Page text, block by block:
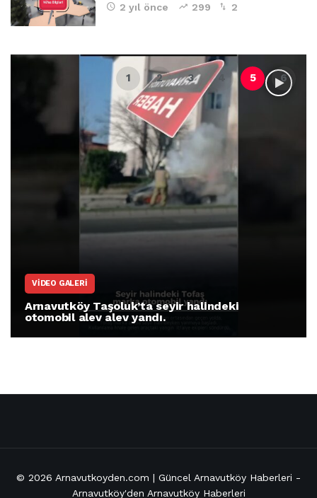
2 yıl önce 299 2
ARNAVUTKÖY
Arnavutköy İmrahor Mahallesi sakinleri
protesto gösterisi düzenledi
© 2026 Arnavutkoyden.com | Güncel Arnavutköy Haberleri -
Arnavutköy'den Arnavutköy Haberleri